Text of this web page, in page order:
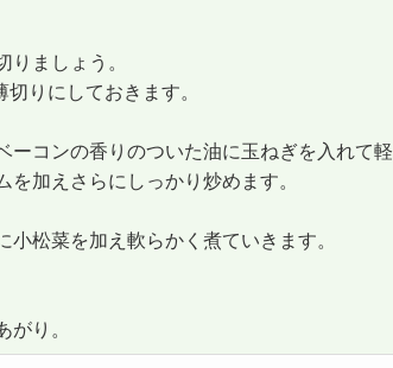
りましょう。
りにしておきます。
コンの香りのついた油に玉ねぎを入れて軽
加えさらにしっかり炒めます。
松菜を加え軟らかく煮ていきます。
り。